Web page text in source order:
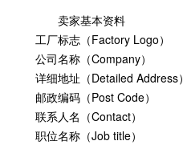
卖家基本资料
工厂标志（Factory Logo）
公司名称（Company）
详细地址（Detailed Address）
邮政编码（Post Code）
联系人名（Contact）
职位名称（Job title）